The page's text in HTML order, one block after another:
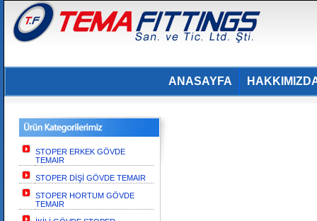
ANASAYFA
STOPER ERKEK GÖVDE
TEMAIR
STOPER DİŞİ GÖVDE TEMAIR
STOPER HORTUM GÖVDE
TEMAIR